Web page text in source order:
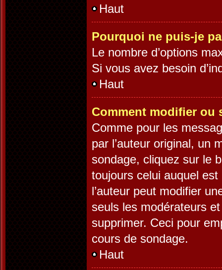
Haut
Pourquoi ne puis-je
Le nombre d’options
Si vous avez besoin
Haut
Comment modifier ou
Comme pour les
par l’auteur original, un
sondage, cliquez sur le
toujours celui auquel
l’auteur peut modifier
seuls les modérateurs
supprimer. Ceci pour
cours de sondage.
Haut